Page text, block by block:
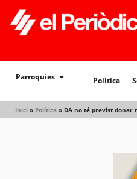
Parroquies Política
Inici » Política » DA no té previst donar
Política Societat